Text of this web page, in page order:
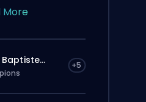
More
Baptiste... +5